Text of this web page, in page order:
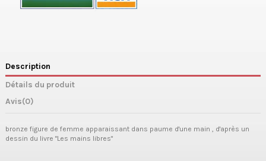
Description
Détails du produit
Avis(0)
bronze figure de femme apparaissant dans paume d'une main , d'après un
dessin du livre "Les mains libres"